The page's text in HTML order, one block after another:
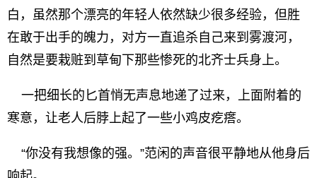
白，虽然那个漂亮的年轻人依然缺少很多经验，但胜
在敢于出手的魄力，对方一直追杀自己来到雾渡河，
自然是要栽赃到草甸下那些惨死的北齐士兵身上。
一把细长的匕首悄无声息地递了过来，上面附着的
寒意，让老人后脖上起了一些小鸡皮疙瘩。
“你没有我想像的强。”范闲的声音很平静地从他身后